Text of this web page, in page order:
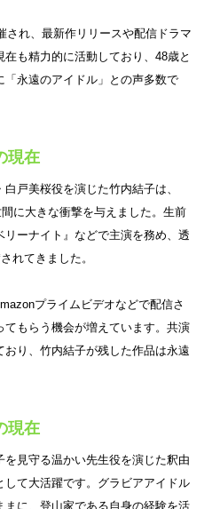
され、最新作リリースや配信ドラマ
も精力的に活動しており、48歳と
永遠のアイドル」との声多数で
現在
戸美桜役を演じた竹内結子は、
に大きな衝撃を与えました。生前
ーナイト』などで主演を務め、透
れてきました。
プライムビデオなどで配信さ
もらう機会が増えています。共演
り、竹内結子が残した作品は永遠
現在
見守る温かい先生役を演じた釈由
て大活躍です。グラビアアイドル
に、登山家である自身の経験を活